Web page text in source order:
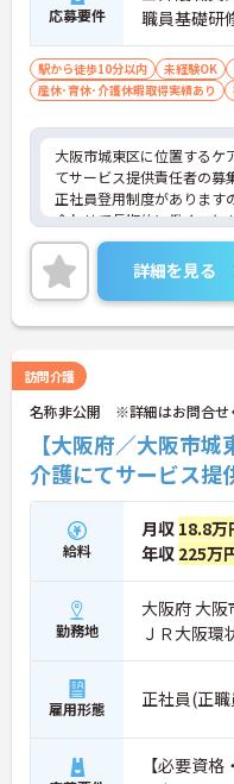
応募要件
職員基礎研
駅から徒歩10分以内 未経験OK
産休･育休･介護休暇取得実績あり
大阪市城東区に位置するケ
てサービス提供責任者の募
正社員登用制度があります
合わせて長期的に働くこと
ご興味のある方には、面接
に詳細をお話しいたします
ださい。
詳細を見る
訪問介護
名称非公開 ※詳細はお問合せ
【大阪府／大阪市
介護にてサービス提
給料
月収 18.8万
年収 225万
勤務地
大阪府 大阪
ＪＲ大阪環
雇用形態 正社員(正
【必要資